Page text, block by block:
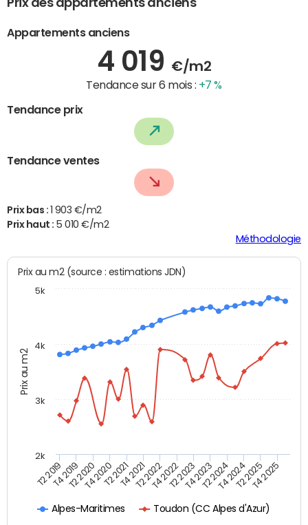
Appartements anciens
4 019 €/m2
Tendance sur 6 mois : +7 %
Tendance prix
Tendance ventes
Prix bas : 1 903 €/m2
Prix haut : 5 010 €/m2
Méthodologie
Prix au m2
Prix au m2 (source : estimations JDN)
Alpes-Maritimes Toudon (CC Alpes d'Azur)
T2 2019T4 2019T2 2020T4 2020T2 2021T4 2021T2 2022T4 2022T2 2023T4 2023T2 2024T4 2024T2 2025T4 2025
2k
3k
4k
5k